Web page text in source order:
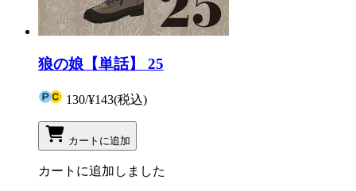
狼の娘【単話】 25
130/¥143(税込)
カートに追加
カートに追加しました